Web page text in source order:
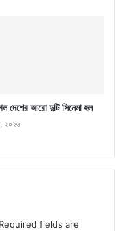
দেশের আরো দুটি সিনেমা হল
২০২৬
Required fields are